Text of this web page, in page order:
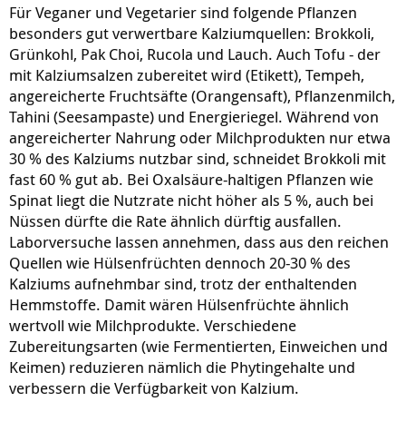
Für Veganer und Vegetarier sind folgende Pflanzen
besonders gut verwertbare Kalziumquellen: Brokkoli,
Grünkohl, Pak Choi, Rucola und Lauch. Auch Tofu - der
mit Kalziumsalzen zubereitet wird (Etikett), Tempeh,
angereicherte Fruchtsäfte (Orangensaft), Pflanzenmilch,
Tahini (Seesampaste) und Energieriegel. Während von
angereicherter Nahrung oder Milchprodukten nur etwa
30 % des Kalziums nutzbar sind, schneidet Brokkoli mit
fast 60 % gut ab. Bei Oxalsäure-haltigen Pflanzen wie
Spinat liegt die Nutzrate nicht höher als 5 %, auch bei
Nüssen dürfte die Rate ähnlich dürftig ausfallen.
Laborversuche lassen annehmen, dass aus den reichen
Quellen wie Hülsenfrüchten dennoch 20-30 % des
Kalziums aufnehmbar sind, trotz der enthaltenden
Hemmstoffe. Damit wären Hülsenfrüchte ähnlich
wertvoll wie Milchprodukte. Verschiedene
Zubereitungsarten (wie Fermentierten, Einweichen und
Keimen) reduzieren nämlich die Phytingehalte und
verbessern die Verfügbarkeit von Kalzium.